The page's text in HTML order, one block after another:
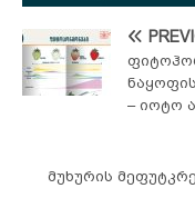
– იოტო
მუხურის